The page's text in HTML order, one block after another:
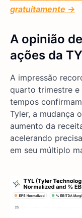
gratuitamente →
A opinião
ações da
A impressão
quarto trimestre
tempos
Tyler, a mudança
aumento da
acelerando
em seu múltiplo